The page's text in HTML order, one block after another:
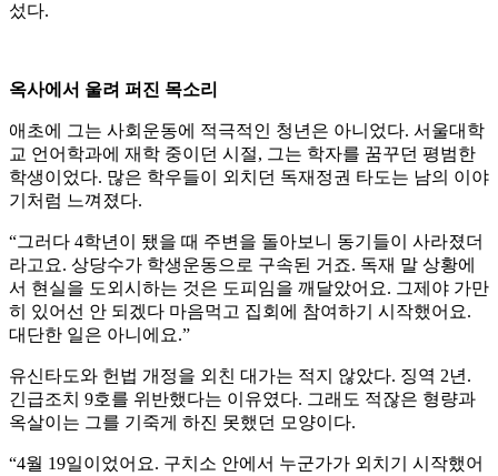
섰다.
옥사에서 울려 퍼진 목소리
애초에 그는 사회운동에 적극적인 청년은 아니었다. 서울대학
교 언어학과에 재학 중이던 시절, 그는 학자를 꿈꾸던 평범한
학생이었다. 많은 학우들이 외치던 독재정권 타도는 남의 이야
기처럼 느껴졌다.
“그러다 4학년이 됐을 때 주변을 돌아보니 동기들이 사라졌더
라고요. 상당수가 학생운동으로 구속된 거죠. 독재 말 상황에
서 현실을 도외시하는 것은 도피임을 깨달았어요. 그제야 가만
히 있어선 안 되겠다 마음먹고 집회에 참여하기 시작했어요.
대단한 일은 아니에요.”
유신타도와 헌법 개정을 외친 대가는 적지 않았다. 징역 2년.
긴급조치 9호를 위반했다는 이유였다. 그래도 적잖은 형량과
옥살이는 그를 기죽게 하진 못했던 모양이다.
“4월 19일이었어요. 구치소 안에서 누군가가 외치기 시작했어